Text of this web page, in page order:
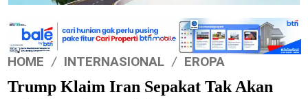
HOME INTERNASIONAL EROPA
Trump Klaim Iran Sepakat Tak Akan